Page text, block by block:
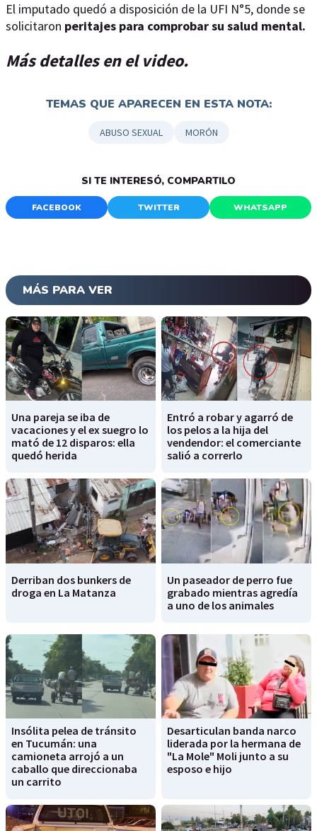
El imputado quedó a disposición de la UFI N°5, donde se
solicitaron peritajes para comprobar su salud mental.
Más detalles en el video.
TEMAS QUE APARECEN EN ESTA NOTA:
ABUSO SEXUAL MORÓN
SI TE INTERESÓ, COMPARTILO
FACEBOOK TWITTER WHATSAPP
MÁS PARA VER
Una pareja se iba de
vacaciones y el ex suegro lo
mató de 12 disparos: ella
quedó herida
Entró a robar y agarró de
los pelos a la hija del
vendendor: el comerciante
salió a correrlo
Derriban dos bunkers de
droga en La Matanza
Un paseador de perro fue
grabado mientras agredía
a uno de los animales
Insólita pelea de tránsito
en Tucumán: una
camioneta arrojó a un
caballo que direccionaba
un carrito
Desarticulan banda narco
liderada por la hermana de
"La Mole" Moli junto a su
esposo e hijo